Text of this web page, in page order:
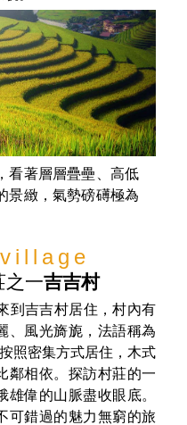
污染的自然環境, 尤其
少數民族互動，美國知
選為世界七大美麗梯
妙的梯田好像上天的扶
著氣候變更而改變的色
貌。
看著層層疊壘、高低
景緻，氣勢磅礡極為
之一吉吉村